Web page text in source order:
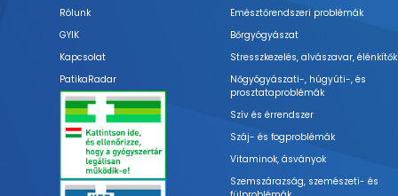
Rólunk
GYIK
Kapcsolat
PatikaRadar
Emésztőrendszeri problémák
Bőrgyógyászat
Stresszkezelés, alvászavar, élénkítők
Nőgyógyászati-, húgyúti-, és
prosztataproblémák
Szív és érrendszer
Száj- és fogproblémák
Vitaminok, ásványok
Szemszárazság, szemészeti- és